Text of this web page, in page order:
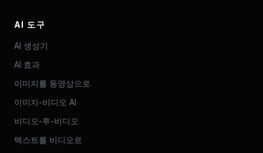
AI 도구
AI 생성기
AI 효과
이미지를 동영상으로
이미지-비디오 AI
비디오-투-비디오
텍스트를 비디오로